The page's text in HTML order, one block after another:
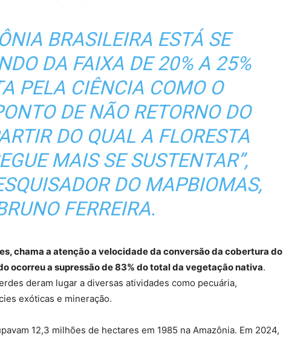
BRASILEIRA ESTÁ SE
DA FAIXA DE 20% A 25%
PELA CIÊNCIA COMO O
DE NÃO RETORNO DO
DO QUAL A FLORESTA
MAIS SE SUSTENTAR”,
DO MAPBIOMAS,
FERREIRA.
chama a atenção a velocidade da conversão da cobertura do
ocorreu a supressão de 83% do total da vegetação nativa.
deram lugar a diversas atividades como pecuária,
exóticas e mineração.
12,3 milhões de hectares em 1985 na Amazônia. Em 2024,